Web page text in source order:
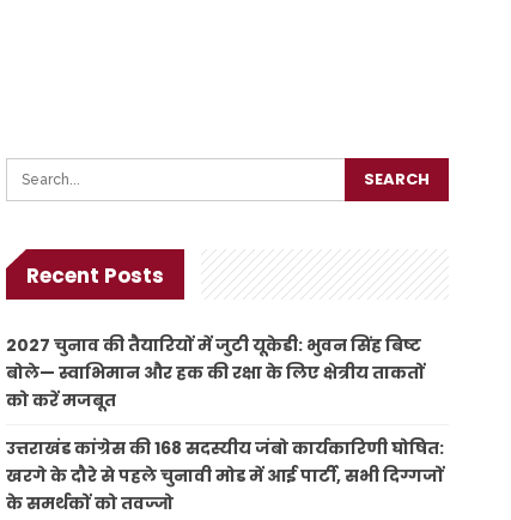
Recent Posts
2027 चुनाव की तैयारियों में जुटी यूकेडी: भुवन सिंह बिष्ट
बोले— स्वाभिमान और हक की रक्षा के लिए क्षेत्रीय ताकतों
को करें मजबूत
उत्तराखंड कांग्रेस की 168 सदस्यीय जंबो कार्यकारिणी घोषित:
खरगे के दौरे से पहले चुनावी मोड में आई पार्टी, सभी दिग्गजों
के समर्थकों को तवज्जो